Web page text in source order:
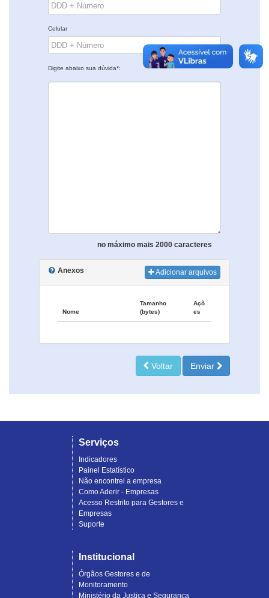
Celular
Digite abaixo sua dúvida*:
no máximo mais 2000 caracteres
Anexos Adicionar arquivos
Nome
Tamanho
(bytes)
Açõ
es
Voltar Enviar
Serviços
Indicadores
Painel Estatístico
Não encontrei a empresa
Como Aderir - Empresas
Acesso Restrito para Gestores e
Empresas
Suporte
Institucional
Órgãos Gestores e de
Monitoramento
Ministério da Justiça e Segurança